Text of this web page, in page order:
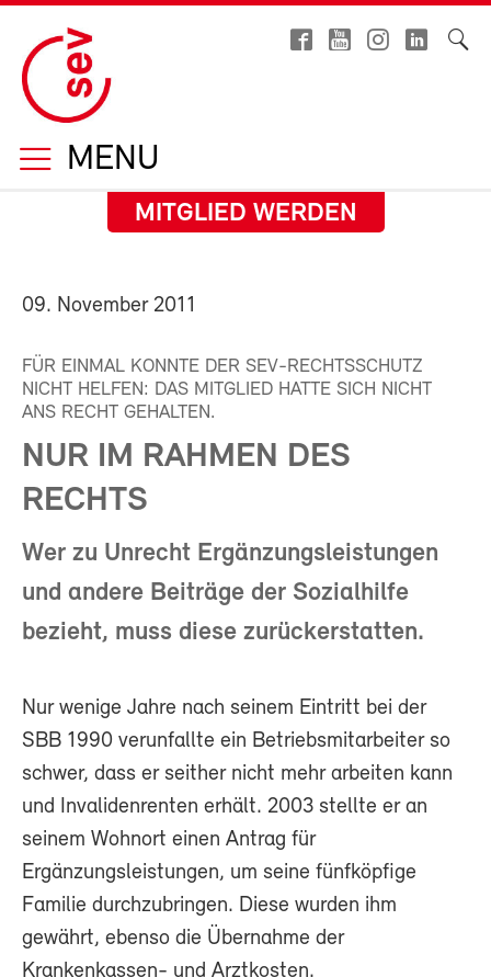
MENU
MITGLIED WERDEN
09. November 2011
FÜR EINMAL KONNTE DER SEV-RECHTSSCHUTZ
NICHT HELFEN: DAS MITGLIED HATTE SICH NICHT
ANS RECHT GEHALTEN.
NUR IM RAHMEN DES
RECHTS
Wer zu Unrecht Ergänzungsleistungen
und andere Beiträge der Sozialhilfe
bezieht, muss diese zurückerstatten.
Nur wenige Jahre nach seinem Eintritt bei der
SBB 1990 verunfallte ein Betriebsmitarbeiter so
schwer, dass er seither nicht mehr arbeiten kann
und Invalidenrenten erhält. 2003 stellte er an
seinem Wohnort einen Antrag für
Ergänzungsleistungen, um seine fünfköpfige
Familie durchzubringen. Diese wurden ihm
gewährt, ebenso die Übernahme der
Krankenkassen- und Arztkosten.